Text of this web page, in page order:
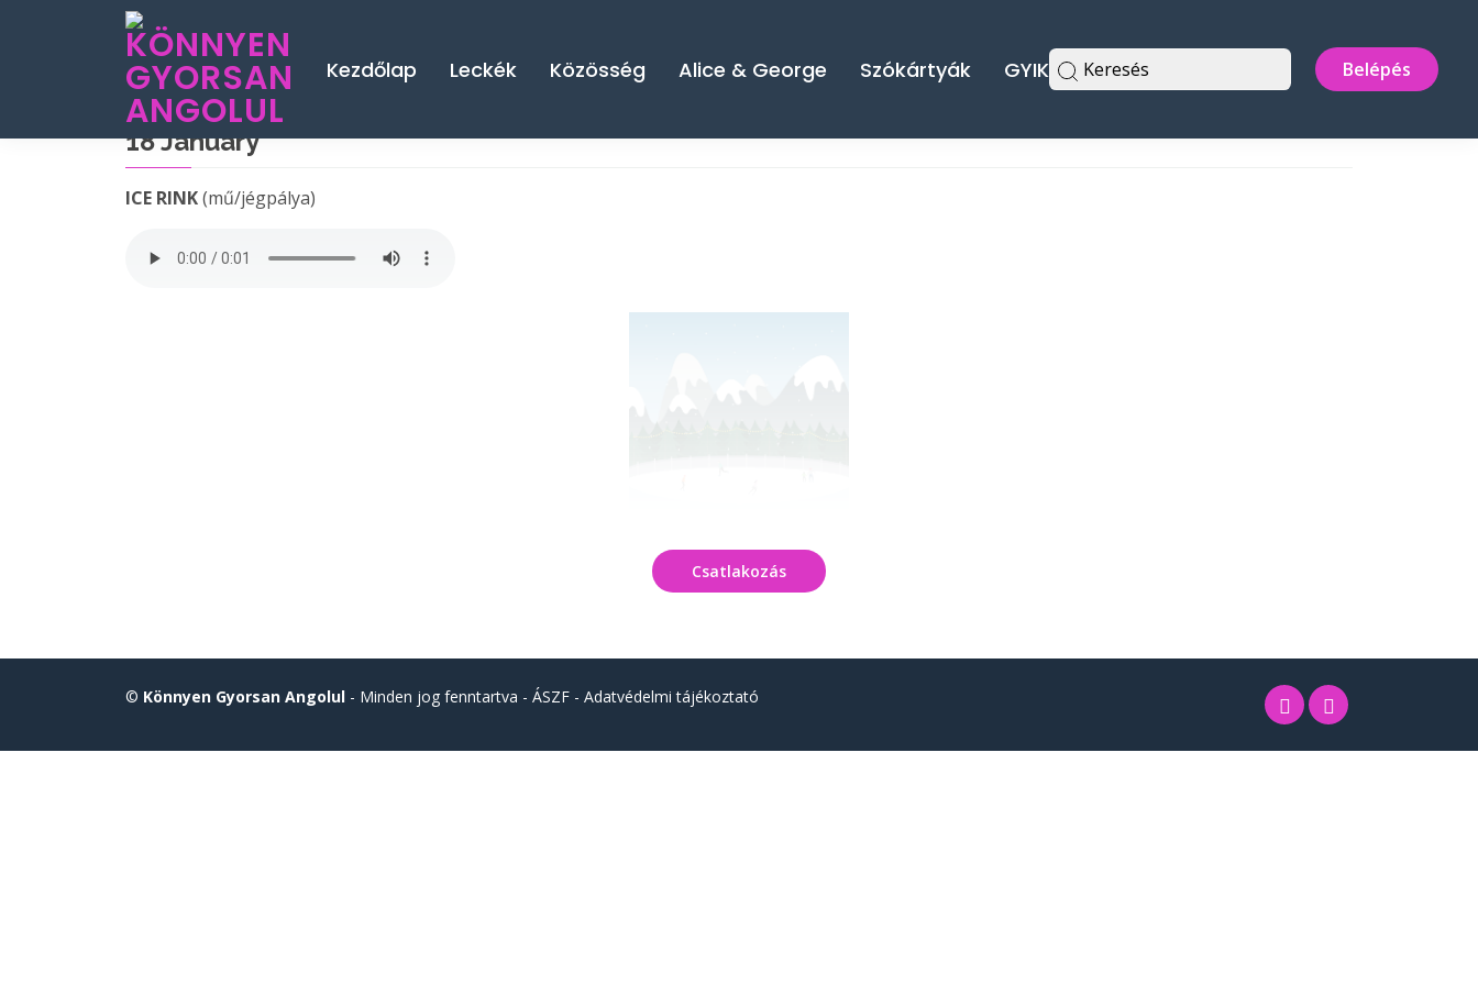
Kezdőlap Leckék Közösség Alice & George Szókártyák GYIK Keresés Belépés
18 January
ICE RINK(mű/jégpálya)
Csatlakozás
© Könnyen Gyorsan Angolul - Minden jog fenntartva - ÁSZF - Adatvédelmi tájékoztató